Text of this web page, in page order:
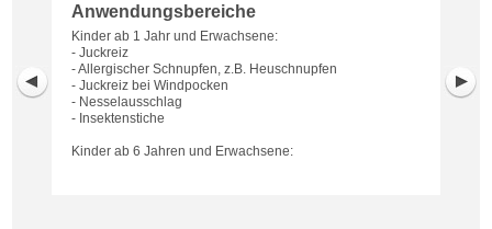
Anwendungsbereiche
Kinder ab 1 Jahr und Erwachsene:
- Juckreiz
- Allergischer Schnupfen, z.B. Heuschnupfen
- Juckreiz bei Windpocken
- Nesselausschlag
- Insektenstiche
Kinder ab 6 Jahren und Erwachsene: